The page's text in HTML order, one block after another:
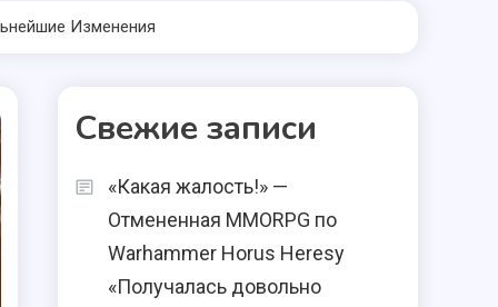
Изменения
Свежие записи
«Какая жалость!» —
Отмененная MMORPG по
Warhammer Horus Heresy
«Получалась довольно